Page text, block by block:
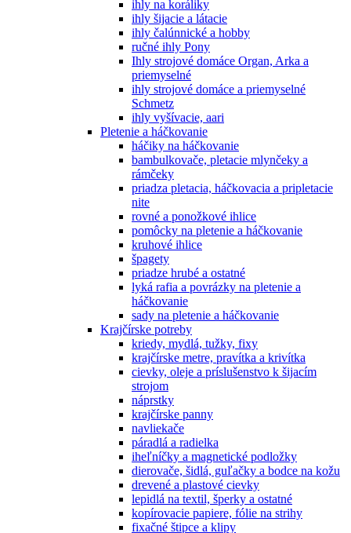
ihly na koráliky
ihly šijacie a látacie
ihly čalúnnické a hobby
ručné ihly Pony
Ihly strojové domáce Organ, Arka a
priemyselné
ihly strojové domáce a priemyselné
Schmetz
ihly vyšívacie, aari
Pletenie a háčkovanie
háčiky na háčkovanie
bambulkovače, pletacie mlynčeky a
rámčeky
priadza pletacia, háčkovacia a pripletacie
nite
rovné a ponožkové ihlice
pomôcky na pletenie a háčkovanie
kruhové ihlice
špagety
priadze hrubé a ostatné
lyká rafia a povrázky na pletenie a
háčkovanie
sady na pletenie a háčkovanie
Krajčírske potreby
kriedy, mydlá, tužky, fixy
krajčírske metre, pravítka a krivítka
cievky, oleje a príslušenstvo k šijacím
strojom
náprstky
krajčírske panny
navliekače
páradlá a radielka
iheľníčky a magnetické podložky
dierovače, šidlá, guľačky a bodce na kožu
drevené a plastové cievky
lepidlá na textil, šperky a ostatné
kopírovacie papiere, fólie na strihy
fixačné štipce a klipy